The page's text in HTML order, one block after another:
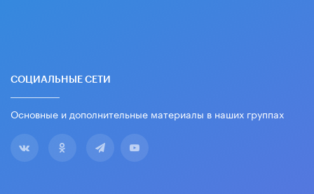
СОЦИАЛЬНЫЕ СЕТИ
Основные и дополнительные материалы в наших группах